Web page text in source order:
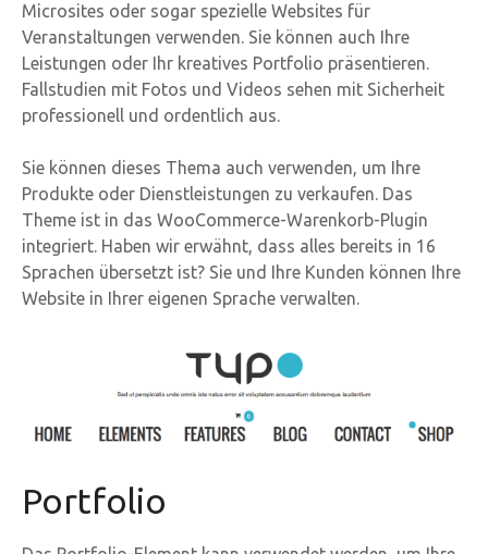
Microsites oder sogar spezielle Websites für
Veranstaltungen verwenden. Sie können auch Ihre
Leistungen oder Ihr kreatives Portfolio präsentieren.
Fallstudien mit Fotos und Videos sehen mit Sicherheit
professionell und ordentlich aus.
Sie können dieses Thema auch verwenden, um Ihre
Produkte oder Dienstleistungen zu verkaufen. Das
Theme ist in das WooCommerce-Warenkorb-Plugin
integriert. Haben wir erwähnt, dass alles bereits in 16
Sprachen übersetzt ist? Sie und Ihre Kunden können Ihre
Website in Ihrer eigenen Sprache verwalten.
Portfolio